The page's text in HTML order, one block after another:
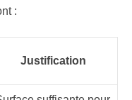
:
Justification